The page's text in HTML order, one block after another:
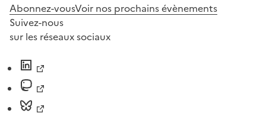
Abonnez-vousVoir nos prochains évènements
Suivez-nous
sur les réseaux sociaux